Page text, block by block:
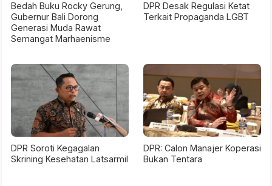
Bedah Buku Rocky Gerung,
Gubernur Bali Dorong
Generasi Muda Rawat
Semangat Marhaenisme
DPR Desak Regulasi Ketat
Terkait Propaganda LGBT
DPR Soroti Kegagalan
Skrining Kesehatan Latsarmil
DPR: Calon Manajer Koperasi
Bukan Tentara